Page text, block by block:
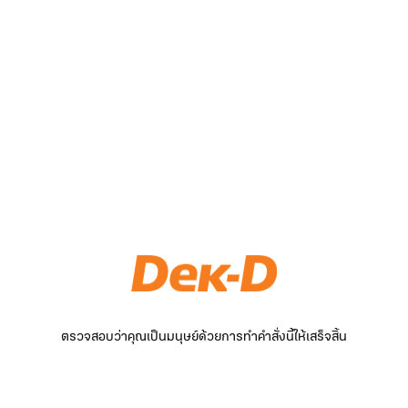
ตรวจสอบว่าคุณเป็นมนุษย์ด้วยการทำคำสั่งนี้ให้เสร็จสิ้น